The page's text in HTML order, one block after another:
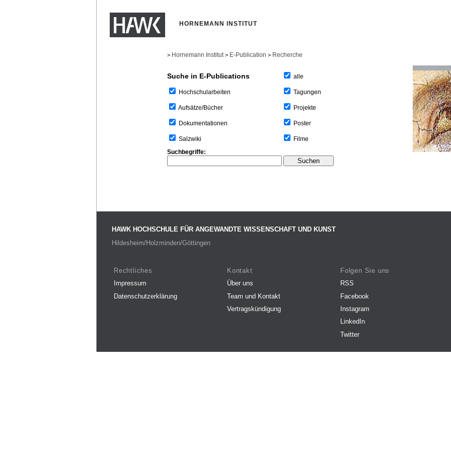
HORNEMANN INSTITUT
> Hornemann Institut > E-Publication > Recherche
Suche in E-Publications
Hochschularbeiten
Aufsätze/Bücher
Dokumentationen
Salzwiki
alle
Tagungen
Projekte
Poster
Filme
Suchbegriffe:
HAWK HOCHSCHULE FÜR ANGEWANDTE WISSENSCHAFT UND KUNST
Hildesheim/Holzminden/Göttingen
Rechtliches
Impressum
Datenschutzerklärung
Kontakt
Über uns
Team und Kontakt
Vertragskündigung
Folgen Sie uns
RSS
Facebook
Instagram
LinkedIn
Twitter